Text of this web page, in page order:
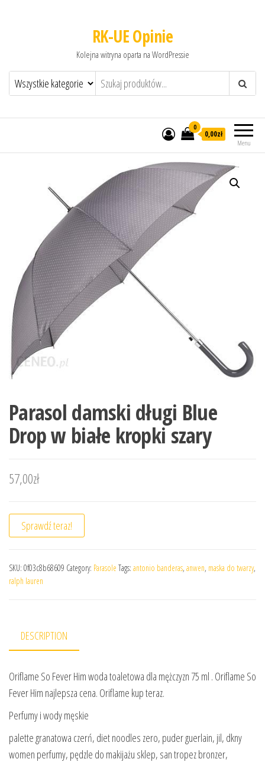
RK-UE Opinie
Kolejna witryna oparta na WordPressie
Menu
0
0,00zł
Parasol damski długi Blue
Drop w białe kropki szary
57,00zł
Sprawdź teraz!
SKU: 0f03c8b68609 Category: Parasole Tags: antonio banderas, anwen, maska do twarzy,
ralph lauren
DESCRIPTION
Oriflame So Fever Him woda toaletowa dla mężczyzn 75 ml . Oriflame So
Fever Him najlepsza cena. Oriflame kup teraz.
Perfumy i wody męskie
palette granatowa czerń, diet noodles zero, puder guerlain, jil, dkny
women perfumy, pędzle do makijażu sklep, san tropez bronzer,